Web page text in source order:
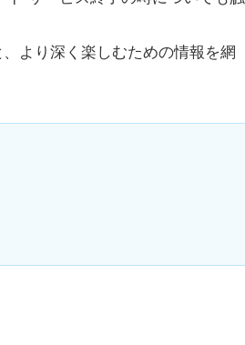
より深く楽しむための情報を網